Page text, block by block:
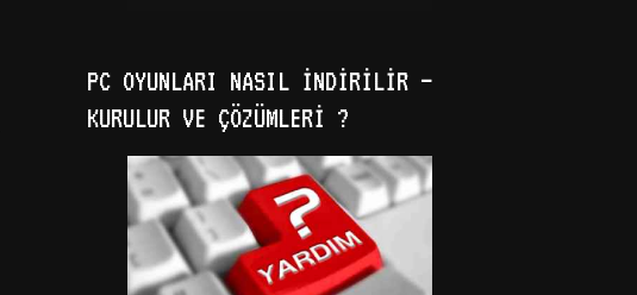
PC OYUNLARI NASIL İNDIRILIR –
KURULUR VE ÇÖZÜMLERI ?